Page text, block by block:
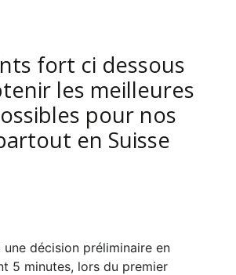
fort ci dessous
les meilleures
pour nos
en Suisse
une décision préliminaire en
5 minutes, lors du premier